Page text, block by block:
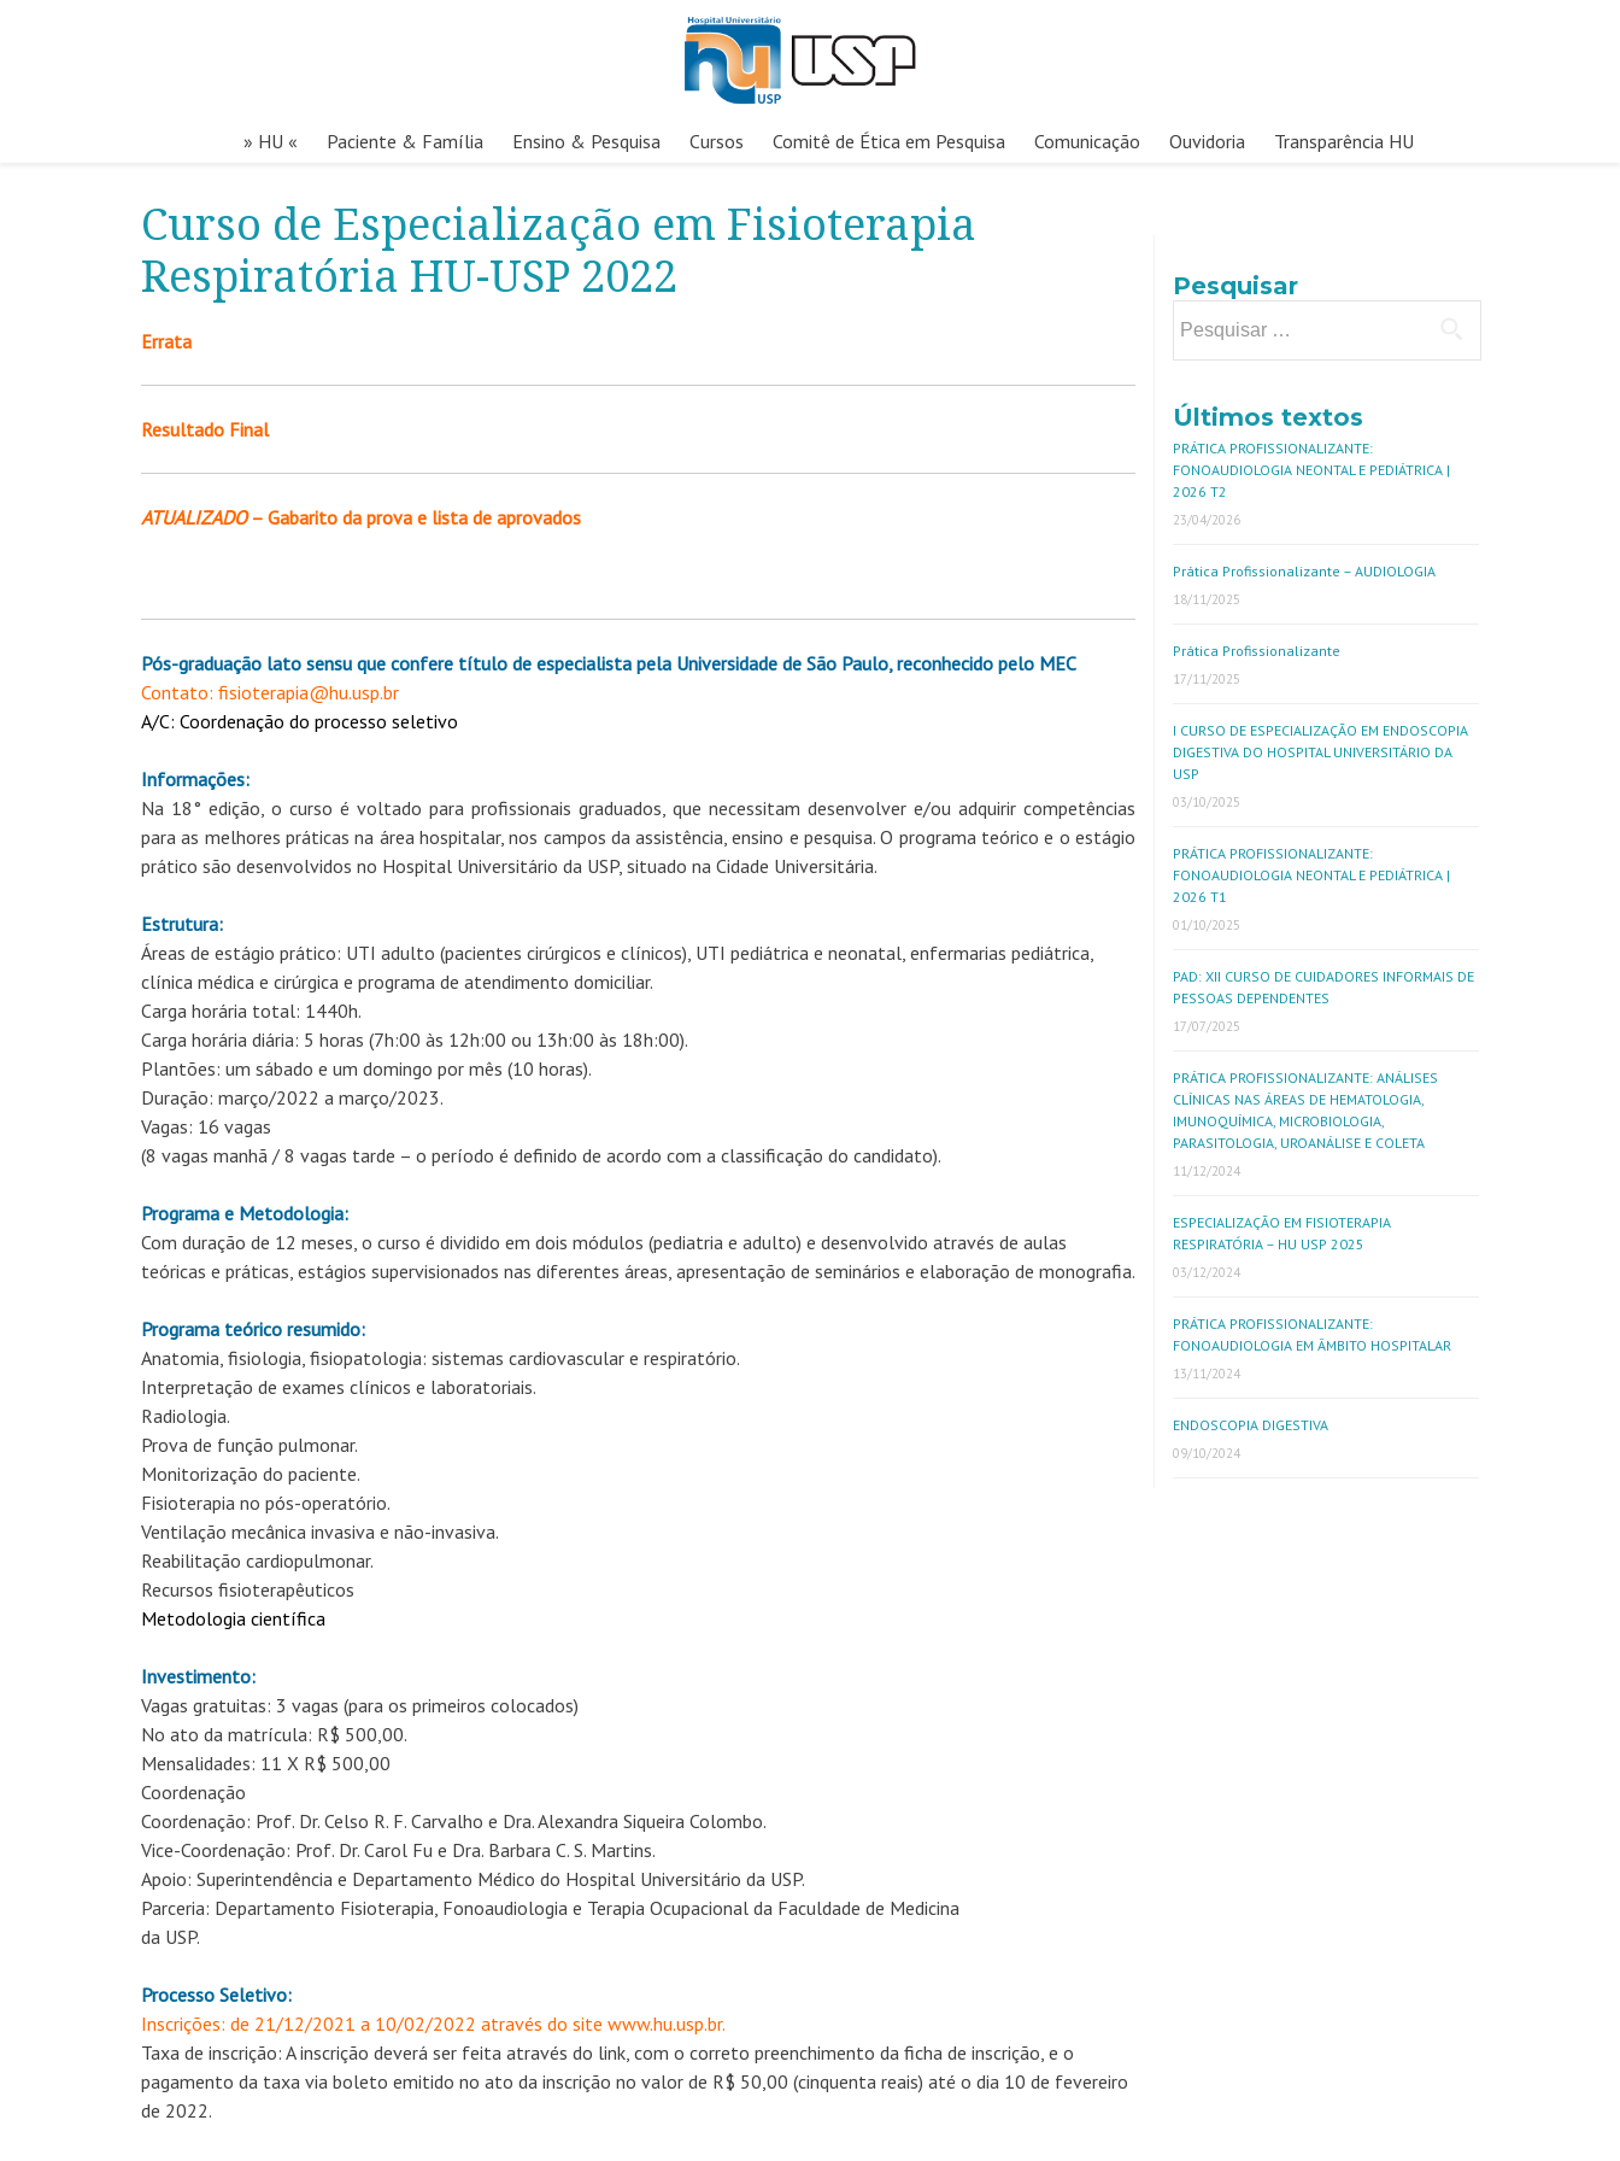
» HU « Paciente & Família Ensino & Pesquisa Cursos Comitê de Ética em Pesquisa Comunicação Ouvidoria Transparência HU
Curso de Especialização em Fisioterapia
Respiratória HU-USP 2022
Errata
Resultado Final
ATUALIZADO– Gabarito da prova e lista de aprovados
Pós-graduação lato sensu que confere título de especialista pela Universidade de São Paulo, reconhecido pelo MEC
Contato: fisioterapia@hu.usp.br
A/C: Coordenação do processo seletivo
Informações:
Na 18° edição, o curso é voltado para profissionais graduados, que necessitam desenvolver e/ou adquirir competências
para as melhores práticas na área hospitalar, nos campos da assistência, ensino e pesquisa. O programa teórico e o estágio
prático são desenvolvidos no Hospital Universitário da USP, situado na Cidade Universitária.
Estrutura:
Áreas de estágio prático: UTI adulto (pacientes cirúrgicos e clínicos), UTI pediátrica e neonatal, enfermarias pediátrica,
clínica médica e cirúrgica e programa de atendimento domiciliar.
Carga horária total: 1440h.
Carga horária diária: 5 horas (7h:00 às 12h:00 ou 13h:00 às 18h:00).
Plantões: um sábado e um domingo por mês (10 horas).
Duração: março/2022 a março/2023.
Vagas: 16 vagas
(8 vagas manhã / 8 vagas tarde – o período é definido de acordo com a classificação do candidato).
Programa e Metodologia:
Com duração de 12 meses, o curso é dividido em dois módulos (pediatria e adulto) e desenvolvido através de aulas
teóricas e práticas, estágios supervisionados nas diferentes áreas, apresentação de seminários e elaboração de monografia.
Programa teórico resumido:
Anatomia, fisiologia, fisiopatologia: sistemas cardiovascular e respiratório.
Interpretação de exames clínicos e laboratoriais.
Radiologia.
Prova de função pulmonar.
Monitorização do paciente.
Fisioterapia no pós-operatório.
Ventilação mecânica invasiva e não-invasiva.
Reabilitação cardiopulmonar.
Recursos fisioterapêuticos
Metodologia científica
Investimento:
Vagas gratuitas: 3 vagas (para os primeiros colocados)
No ato da matrícula: R$ 500,00.
Mensalidades: 11 X R$ 500,00
Coordenação
Coordenação: Prof. Dr. Celso R. F. Carvalho e Dra. Alexandra Siqueira Colombo.
Vice-Coordenação: Prof. Dr. Carol Fu e Dra. Barbara C. S. Martins.
Apoio: Superintendência e Departamento Médico do Hospital Universitário da USP.
Parceria: Departamento Fisioterapia, Fonoaudiologia e Terapia Ocupacional da Faculdade de Medicina
da USP.
Processo Seletivo:
Inscrições: de 21/12/2021 a 10/02/2022 através do site www.hu.usp.br.
Taxa de inscrição: A inscrição deverá ser feita através do link, com o correto preenchimento da ficha de inscrição, e o
pagamento da taxa via boleto emitido no ato da inscrição no valor de R$ 50,00 (cinquenta reais) até o dia 10 de fevereiro
de 2022.
Pesquisar
Últimos textos
PRÁTICA PROFISSIONALIZANTE:
FONOAUDIOLOGIA NEONTAL E PEDIÁTRICA |
2026 T2
23/04/2026
Prática Profissionalizante – AUDIOLOGIA
18/11/2025
Prática Profissionalizante
17/11/2025
I CURSO DE ESPECIALIZAÇÃO EM ENDOSCOPIA
DIGESTIVA DO HOSPITAL UNIVERSITÁRIO DA
USP
03/10/2025
PRÁTICA PROFISSIONALIZANTE:
FONOAUDIOLOGIA NEONTAL E PEDIÁTRICA |
2026 T1
01/10/2025
PAD: XII CURSO DE CUIDADORES INFORMAIS DE
PESSOAS DEPENDENTES
17/07/2025
PRÁTICA PROFISSIONALIZANTE: ANÁLISES
CLÍNICAS NAS ÁREAS DE HEMATOLOGIA,
IMUNOQUÍMICA, MICROBIOLOGIA,
PARASITOLOGIA, UROANÁLISE E COLETA
11/12/2024
ESPECIALIZAÇÃO EM FISIOTERAPIA
RESPIRATÓRIA – HU USP 2025
03/12/2024
PRÁTICA PROFISSIONALIZANTE:
FONOAUDIOLOGIA EM ÂMBITO HOSPITALAR
13/11/2024
ENDOSCOPIA DIGESTIVA
09/10/2024